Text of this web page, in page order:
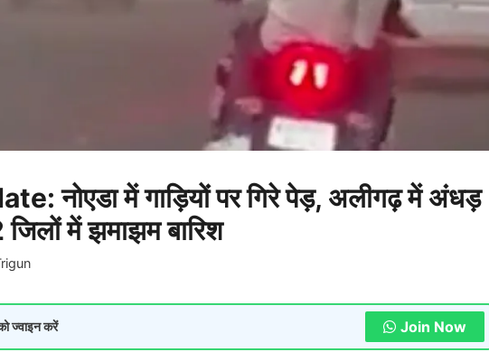
नोएडा में गाड़ियों पर गिरे पेड़, अलीगढ़ में अंधड़
में झमाझम बारिश
ज्वाइन करें Join Now